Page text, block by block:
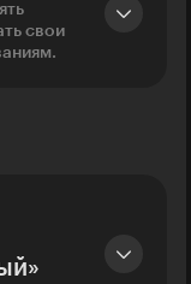
свои